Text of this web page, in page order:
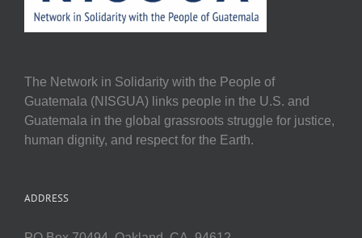
The Network in Solidarity with the People of
Guatemala (NISGUA) links people in the U.S. and
Guatemala in the global grassroots struggle for justice,
human dignity, and respect for the Earth.
ADDRESS